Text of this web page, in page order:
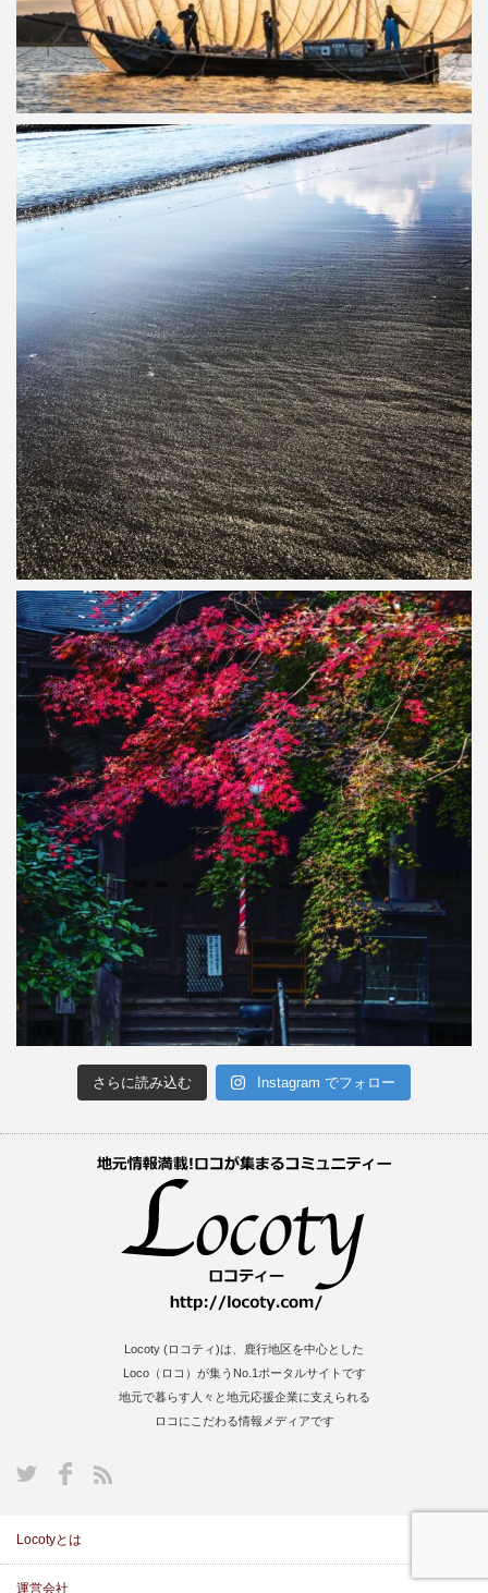
さらに読み込む Instagram でフォロー
Locoty (ロコティ)は、鹿行地区を中心とした
Loco（ロコ）が集うNo.1ポータルサイトです
地元で暮らす人々と地元応援企業に支えられる
ロコにこだわる情報メディアです
Locotyとは
運営会社